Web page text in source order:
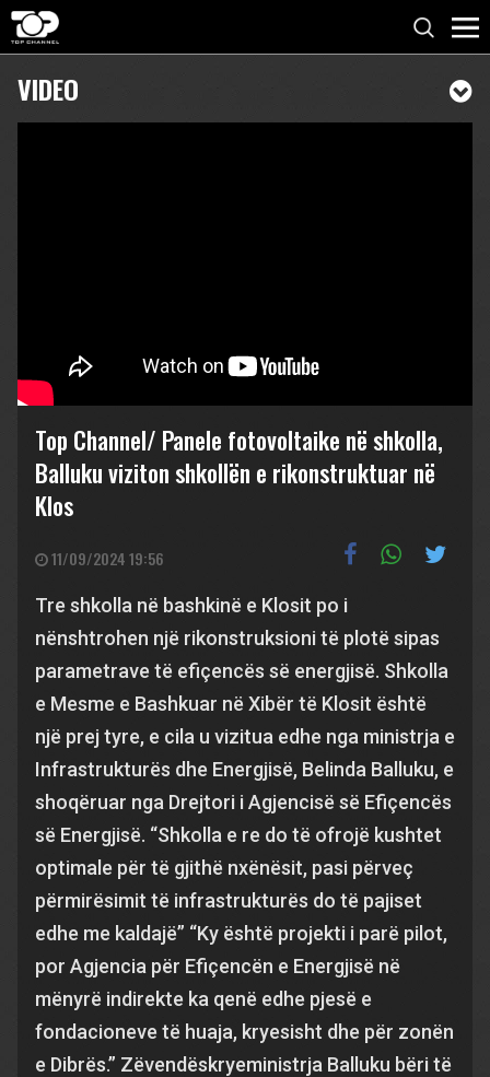
VIDEO
Top Channel/ Panele fotovoltaike në shkolla,
Balluku viziton shkollën e rikonstruktuar në
Klos
11/09/2024 19:56
Tre shkolla në bashkinë e Klosit po i
nënshtrohen një rikonstruksioni të plotë sipas
parametrave të efiçencës së energjisë. Shkolla
e Mesme e Bashkuar në Xibër të Klosit është
një prej tyre, e cila u vizitua edhe nga ministrja e
Infrastrukturës dhe Energjisë, Belinda Balluku, e
shoqëruar nga Drejtori i Agjencisë së Efiçencës
së Energjisë. “Shkolla e re do të ofrojë kushtet
optimale për të gjithë nxënësit, pasi përveç
përmirësimit të infrastrukturës do të pajiset
edhe me kaldajë” “Ky është projekti i parë pilot,
por Agjencia për Efiçencën e Energjisë në
mënyrë indirekte ka qenë edhe pjesë e
fondacioneve të huaja, kryesisht dhe për zonën
e Dibrës.” Zëvendëskryeministrja Balluku bëri të